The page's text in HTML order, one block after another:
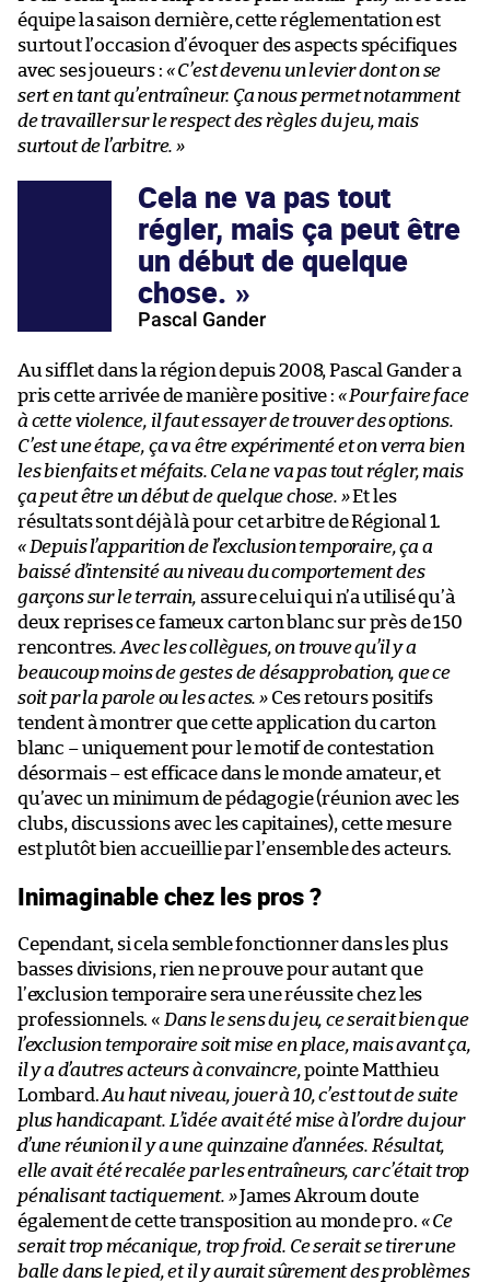
équipe la saison dernière, cette réglementation est
surtout l’occasion d’évoquer des aspects spécifiques
avec ses joueurs : «C’est devenu un levier dont on se
sert en tant qu’entraîneur. Ça nous permet notamment
de travailler sur le respect des règles du jeu, mais
surtout de l’arbitre. »
Cela ne va pas tout
régler, mais ça peut être
un début de quelque
chose.
Pascal Gander
Au sifflet dans la région depuis 2008, Pascal Gander a
pris cette arrivée de manière positive : « Pour faire face
à cette violence, il faut essayer de trouver des options.
C’est une étape, ça va être expérimenté et on verra bien
les bienfaits et méfaits. Cela ne va pas tout régler, mais
ça peut être un début de quelque chose. »Et les
résultats sont déjà là pour cet arbitre de Régional 1.
« Depuis l’apparition de l’exclusion temporaire, ça a
baissé d’intensité au niveau du comportement des
garçons sur le terrain, assure celui qui n’a utilisé qu’à
deux reprises ce fameux carton blanc sur près de 150
rencontres. Avec les collègues, on trouve qu’il y a
beaucoup moins de gestes de désapprobation, que ce
soit par la parole ou les actes. » Ces retours positifs
tendent à montrer que cette application du carton
blanc – uniquement pour le motif de contestation
désormais – est efficace dans le monde amateur, et
qu’avec un minimum de pédagogie (réunion avec les
clubs, discussions avec les capitaines), cette mesure
est plutôt bien accueillie par l’ensemble des acteurs.
Inimaginable chez les pros ?
Cependant, si cela semble fonctionner dans les plus
basses divisions, rien ne prouve pour autant que
l’exclusion temporaire sera une réussite chez les
professionnels. « Dans le sens du jeu, ce serait bien que
l’exclusion temporaire soit mise en place, mais avant ça,
il y a d’autres acteurs à convaincre,pointe Matthieu
Lombard.Au haut niveau, jouer à 10, c’est tout de suite
plus handicapant. L’idée avait été mise à l’ordre du jour
d’une réunion il y a une quinzaine d’années. Résultat,
elle avait été recalée par les entraîneurs, car c’était trop
pénalisant tactiquement. »James Akroum doute
également de cette transposition au monde pro. « Ce
serait trop mécanique, trop froid. Ce serait se tirer une
balle dans le pied, et il y aurait sûrement des problèmes